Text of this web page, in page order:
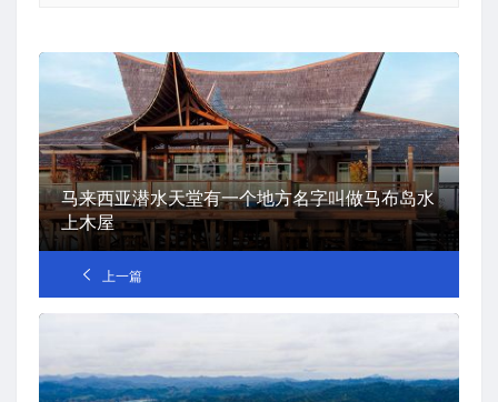
马来西亚潜水天堂有一个地方名字叫做马布岛水
上木屋
上一篇